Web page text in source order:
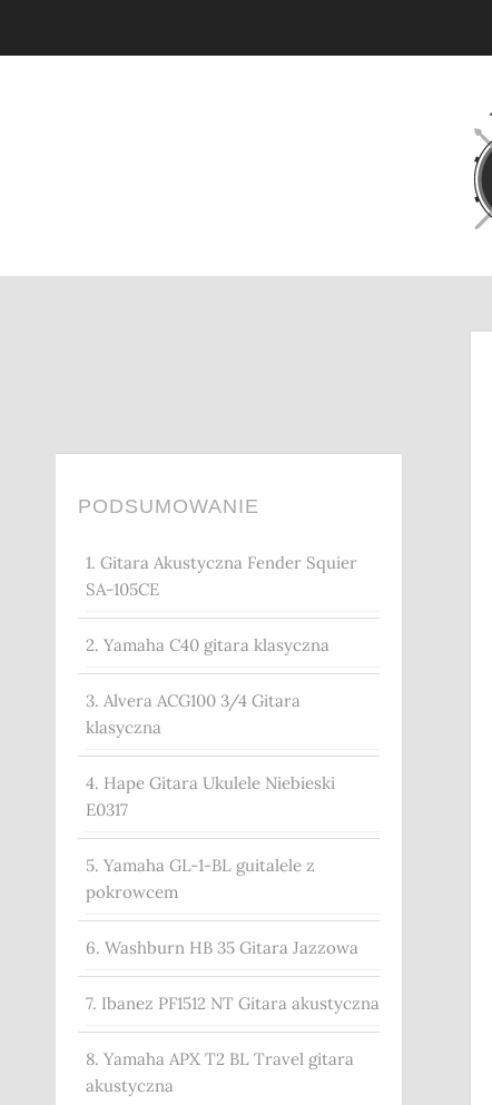
PODSUMOWANIE
1. Gitara Akustyczna Fender Squier
SA-105CE
2. Yamaha C40 gitara klasyczna
3. Alvera ACG100 3/4 Gitara
klasyczna
4. Hape Gitara Ukulele Niebieski
E0317
5. Yamaha GL-1-BL guitalele z
pokrowcem
6. Washburn HB 35 Gitara Jazzowa
7. Ibanez PF1512 NT Gitara akustyczna
8. Yamaha APX T2 BL Travel gitara
akustyczna